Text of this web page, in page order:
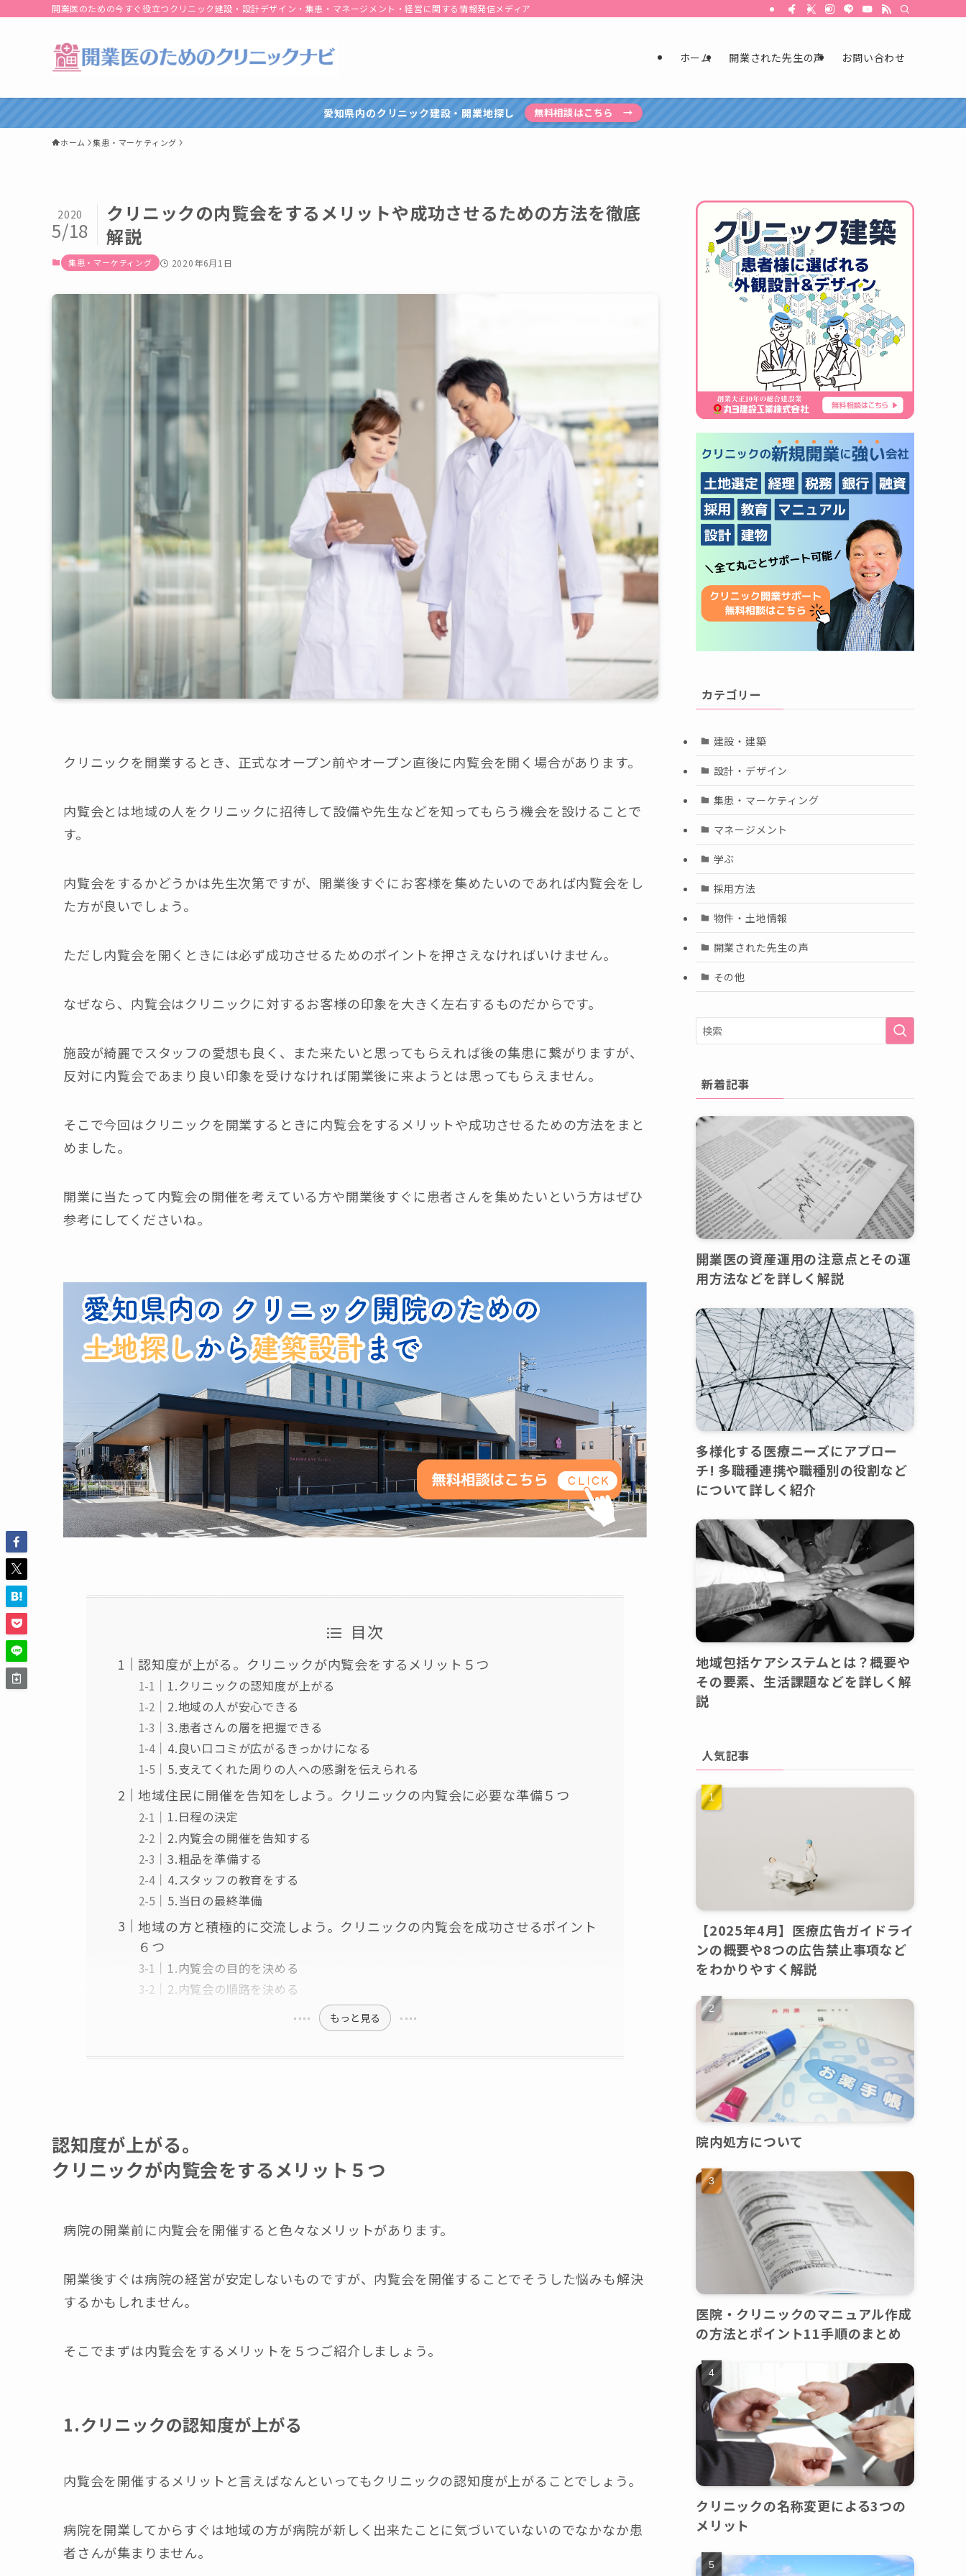
開業医のための今すぐ役立つクリニック建設・設計デザイン・集患・マネージメント・経営に関する情報発信メディア
ホーム 開業された先生の声 お問い合わせ
愛知県内のクリニック建設・開業地探し 無料相談はこちら →
ホーム 集患・マーケティング
クリニックの内覧会をするメリットや成功させるための方法を徹底
解説
2020
5/18
集患・マーケティング 2020年6月1日
クリニックを開業するとき、正式なオープン前やオープン直後に内覧会を開く場合があります。
内覧会とは地域の人をクリニックに招待して設備や先生などを知ってもらう機会を設けることで
す。
内覧会をするかどうかは先生次第ですが、開業後すぐにお客様を集めたいのであれば内覧会をし
た方が良いでしょう。
ただし内覧会を開くときには必ず成功させるためのポイントを押さえなければいけません。
なぜなら、内覧会はクリニックに対するお客様の印象を大きく左右するものだからです。
施設が綺麗でスタッフの愛想も良く、また来たいと思ってもらえれば後の集患に繋がりますが、
反対に内覧会であまり良い印象を受けなければ開業後に来ようとは思ってもらえません。
そこで今回はクリニックを開業するときに内覧会をするメリットや成功させるための方法をまと
めました。
開業に当たって内覧会の開催を考えている方や開業後すぐに患者さんを集めたいという方はぜひ
参考にしてくださいね。
目次
認知度が上がる。クリニックが内覧会をするメリット５つ
1.クリニックの認知度が上がる
2.地域の人が安心できる
3.患者さんの層を把握できる
4.良い口コミが広がるきっかけになる
5.支えてくれた周りの人への感謝を伝えられる
地域住民に開催を告知をしよう。クリニックの内覧会に必要な準備５つ
1.日程の決定
2.内覧会の開催を告知する
3.粗品を準備する
4.スタッフの教育をする
5.当日の最終準備
地域の方と積極的に交流しよう。クリニックの内覧会を成功させるポイント
６つ
1.内覧会の目的を決める
2.内覧会の順路を決める
もっと見る
認知度が上がる。
クリニックが内覧会をするメリット５つ
病院の開業前に内覧会を開催すると色々なメリットがあります。
開業後すぐは病院の経営が安定しないものですが、内覧会を開催することでそうした悩みも解決
するかもしれません。
そこでまずは内覧会をするメリットを５つご紹介しましょう。
1.クリニックの認知度が上がる
内覧会を開催するメリットと言えばなんといってもクリニックの認知度が上がることでしょう。
病院を開業してからすぐは地域の方が病院が新しく出来たことに気づいていないのでなかなか患
者さんが集まりません。
カテゴリー
建設・建築
設計・デザイン
集患・マーケティング
マネージメント
学ぶ
採用方法
物件・土地情報
開業された先生の声
その他
新着記事
開業医の資産運用の注意点とその運
用方法などを詳しく解説
多様化する医療ニーズにアプロー
チ! 多職種連携や職種別の役割など
について詳しく紹介
地域包括ケアシステムとは？概要や
その要素、生活課題などを詳しく解
説
人気記事
【2025年4月】医療広告ガイドライ
ンの概要や8つの広告禁止事項など
をわかりやすく解説
院内処方について
医院・クリニックのマニュアル作成
の方法とポイント11手順のまとめ
クリニックの名称変更による3つの
メリット